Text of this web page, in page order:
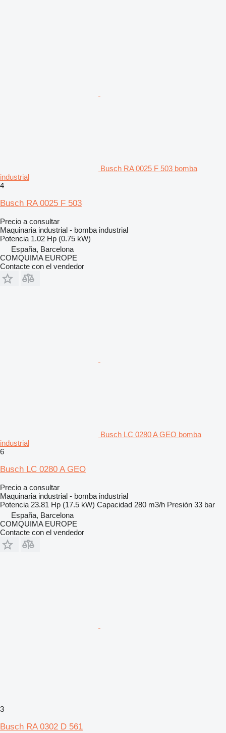
Busch RA 0025 F 503 bomba
industrial
4
Busch RA 0025 F 503
Precio a consultar
Maquinaria industrial - bomba industrial
Potencia 1.02 Hp (0.75 kW)
España, Barcelona
COMQUIMA EUROPE
Contacte con el vendedor
Busch LC 0280 A GEO bomba
industrial
6
Busch LC 0280 A GEO
Precio a consultar
Maquinaria industrial - bomba industrial
Potencia 23.81 Hp (17.5 kW) Capacidad 280 m3/h Presión 33 bar
España, Barcelona
COMQUIMA EUROPE
Contacte con el vendedor
3
Busch RA 0302 D 561